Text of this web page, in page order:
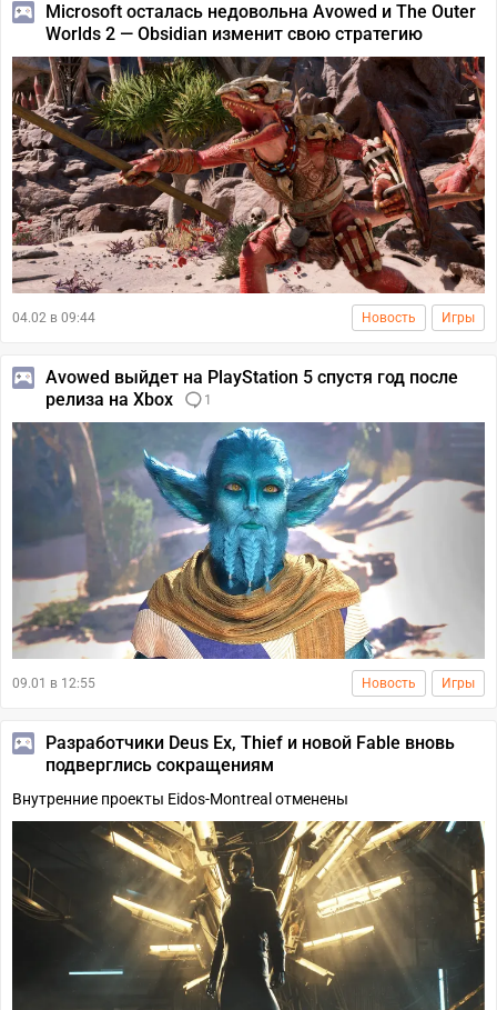
Microsoft осталась недовольна Avowed и The Outer
Worlds 2 — Obsidian изменит свою стратегию
04.02 в 09:44 Новость Игры
Avowed выйдет на PlayStation 5 спустя год после
релиза на Xbox
1
09.01 в 12:55 Новость Игры
Разработчики Deus Ex, Thief и новой Fable вновь
подверглись сокращениям
Внутренние проекты Eidos-Montreal отменены